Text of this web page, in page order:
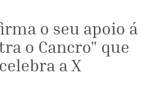
o seu apoio á
o Cancro" que
a X